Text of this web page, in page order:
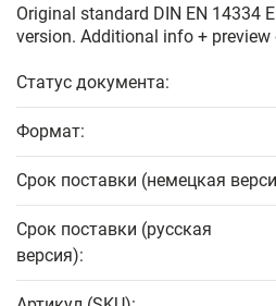
Original standard DIN EN 14334
version. Additional info + preview
Статус документа:
Формат:
Срок поставки (немецкая
Срок поставки (русская
версия):